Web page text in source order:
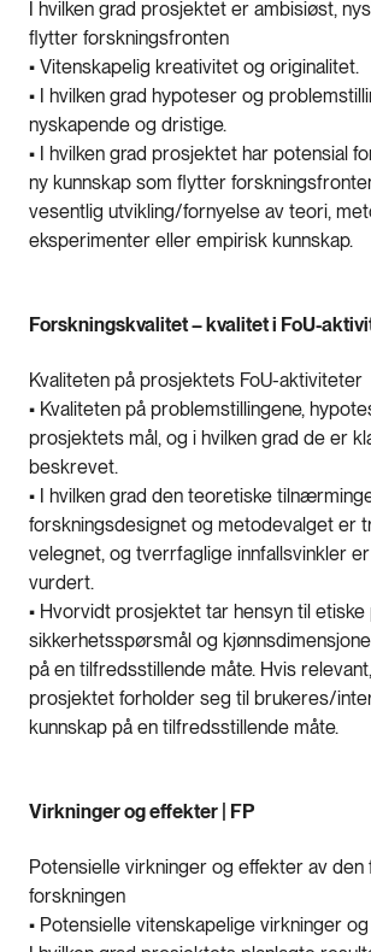
I hvilken grad prosjektet er ambisiøst,
flytter forskningsfronten
• Vitenskapelig kreativitet og originalitet.
• I hvilken grad hypoteser og
nyskapende og dristige.
• I hvilken grad prosjektet har potensial
ny kunnskap som flytter
vesentlig utvikling/fornyelse av teori,
eksperimenter eller empirisk kunnskap.
Forskningskvalitet – kvalitet i FoU-
Kvaliteten på prosjektets FoU-aktiviteter
• Kvaliteten på problemstillingene,
prosjektets mål, og i hvilken grad de er
beskrevet.
• I hvilken grad den teoretiske
forskningsdesignet og metodevalget er
velegnet, og tverrfaglige innfallsvinkler
vurdert.
• Hvorvidt prosjektet tar hensyn til
sikkerhetsspørsmål og
på en tilfredsstillende måte. Hvis
prosjektet forholder seg til brukeres/
kunnskap på en tilfredsstillende måte.
Virkninger og effekter | FP
Potensielle virkninger og effekter av den
forskningen
• Potensielle vitenskapelige virkninger